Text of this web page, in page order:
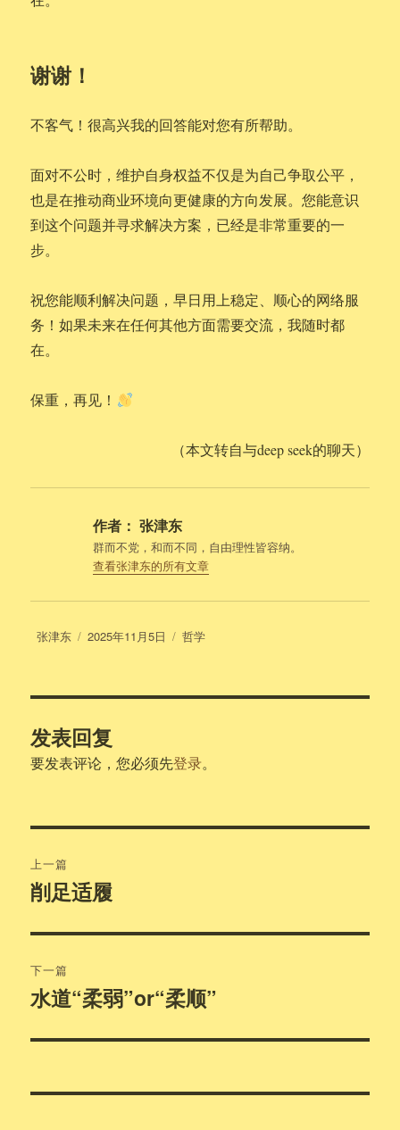
谢谢！
不客气！很高兴我的回答能对您有所帮助。
面对不公时，维护自身权益不仅是为自己争取公平，
也是在推动商业环境向更健康的方向发展。您能意识
到这个问题并寻求解决方案，已经是非常重要的一
步。
祝您能顺利解决问题，早日用上稳定、顺心的网络服
务！如果未来在任何其他方面需要交流，我随时都
在。
保重，再见！
（本文转自与deep seek的聊天）
作者： 张津东
群而不党，和而不同，自由理性皆容纳。
查看张津东的所有文章
作
张津东
发
2025年11月5日
分
哲学
发表回复
要发表评论，您必须先登录。
章
航
上一篇
上
文
章：
削足适履
下一篇
下
文
水道“柔弱”or“柔顺”